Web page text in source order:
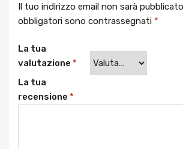
Il tuo indirizzo email non sarà
obbligatori sono contrassegnati *
La tua
valutazione *
La tua
recensione *